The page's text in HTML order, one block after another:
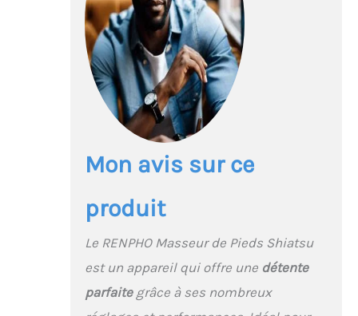
des pieds vous permet
de régler chaque
fonction avec un choix
multiple : 3 zones de
chauffage des pieds
(dessous, cou-de-pied
et pied entier), 3
intensités de
moyenne, élevée), 4
et 3 zones (dessous,
cou-de-pied et pied
entier). Toutes les
fonctions ci-dessus
Mon avis sur ce
produit
Le RENPHO Masseur de Pieds Shiatsu
est un appareil qui offre une détente
parfaitegrâce à ses nombreux